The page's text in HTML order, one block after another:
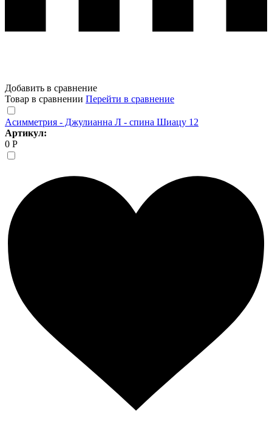
Добавить в сравнение
Товар в сравнении Перейти в сравнение
Асимметрия - Джулианна Л - спина Шиацу 12
Артикул:
0 Р